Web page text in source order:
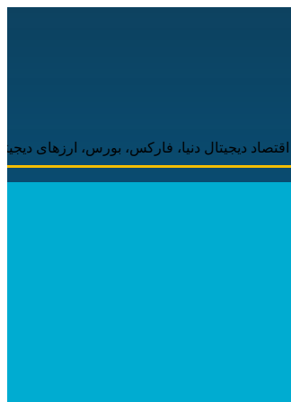
فارکس، بورس، ارزهای دیجیتال همراه شما